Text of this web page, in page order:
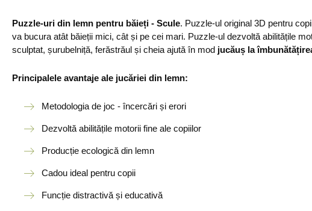
Puzzle-uri din lemn pentru băieți - Scule. Puzzle-ul original 3D pentru
va bucura atât băieții mici, cât și pe cei mari. Puzzle-ul dezvoltă abilitățile
sculptat, șurubelniță, ferăstrăul și cheia ajută în mod jucăuș la
Principalele avantaje ale jucăriei din lemn:
Metodologia de joc - încercări și erori
Dezvoltă abilitățile motorii fine ale copiilor
Producție ecologică din lemn
Cadou ideal pentru copii
Funcție distractivă și educativă